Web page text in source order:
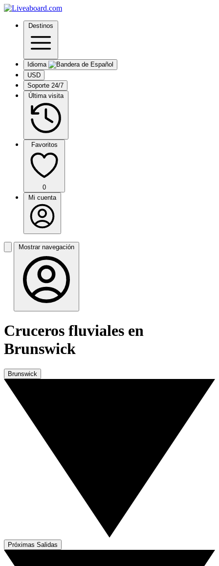
Destinos
Idioma
USD
Soporte 24/7
Última visita
Favoritos
0
Mi cuenta
Mostrar navegación
Cruceros fluviales en
Brunswick
Brunswick
Próximas Salidas